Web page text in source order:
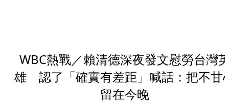
WBC熱戰／賴清德深夜發文慰勞台灣
雄 認了「確實有差距」喊話：把不甘
留在今晚